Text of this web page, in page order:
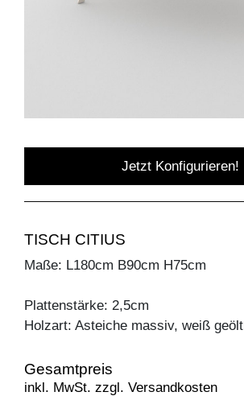
Jetzt Konfigurieren!
TISCH CITIUS
Maße: L180cm B90cm H75cm
Plattenstärke: 2,5cm
Holzart: Asteiche massiv, weiß geölt
Gesamtpreis
inkl. MwSt. zzgl. Versandkosten